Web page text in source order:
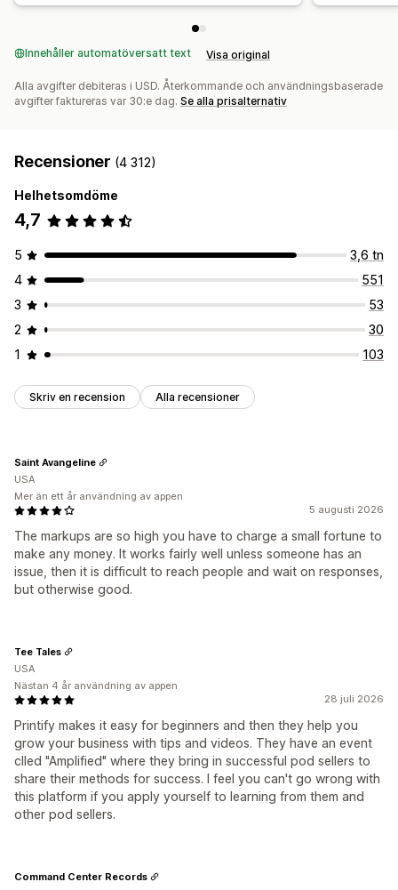
Innehåller automatöversatt text Visa original
Alla avgifter debiteras i USD. Återkommande och användningsbaserade
avgifter faktureras var 30:e dag. Se alla prisalternativ
Recensioner (4 312)
Helhetsomdöme
4,7
5
3,6 tn
4
551
3
53
2
30
1
103
Skriv en recension Alla recensioner
5 augusti 2026
The markups are so high you have to charge a small fortune to
make any money. It works fairly well unless someone has an
issue, then it is difficult to reach people and wait on responses,
but otherwise good.
Saint Avangeline
USA
Mer än ett år användning av appen
28 juli 2026
Printify makes it easy for beginners and then they help you
grow your business with tips and videos. They have an event
clled "Amplified" where they bring in successful pod sellers to
share their methods for success. I feel you can't go wrong with
this platform if you apply yourself to learning from them and
other pod sellers.
Tee Tales
USA
Nästan 4 år användning av appen
Command Center Records